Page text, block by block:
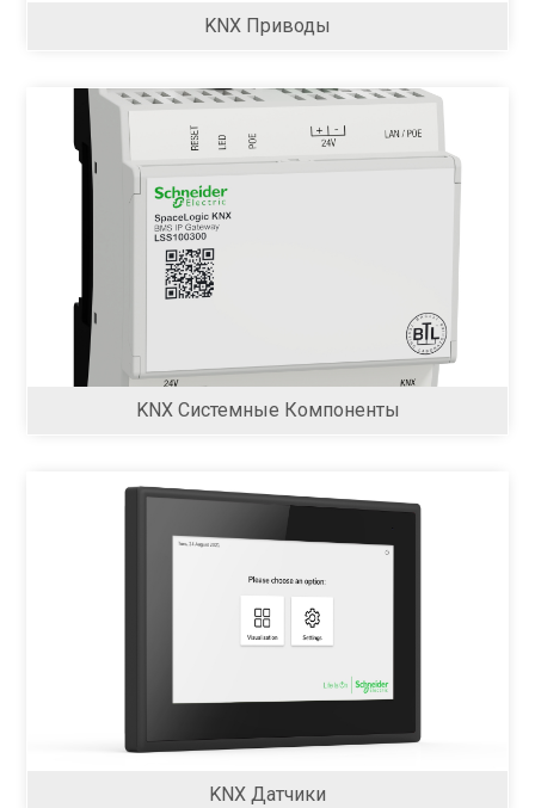
KNX Приводы
KNX Системные Компоненты
KNX Датчики